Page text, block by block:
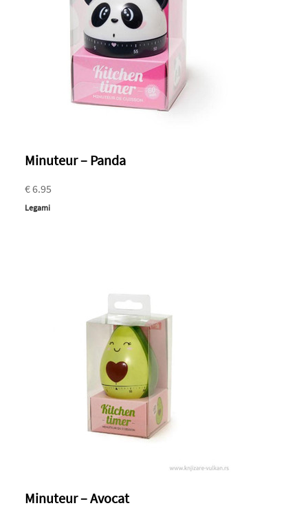
Minuteur – Panda
€ 6.95
Legami
Minuteur – Avocat